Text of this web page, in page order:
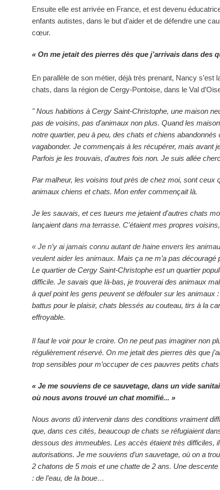
Ensuite elle est arrivée en France, et est devenu
enfants autistes, dans le but d’aider et de défendre une
cœur.
« On me jetait des pierres dès que j’arrivais dans des
En parallèle de son métier, déjà très prenant, Nancy s’est
chats, dans la région de Cergy-Pontoise, dans le Val
" Nous habitions à Cergy Saint-Christophe, une maison
pas de voisins, pas d'animaux non plus. Quand les
notre quartier, peu à peu, des chats et chiens
vagabonder. Je commençais à les récupérer, mais avant
Parfois je les trouvais, d'autres fois non. Je suis allée
Par malheur, les voisins tout près de chez moi, sont ceux
animaux chiens et chats. Mon enfer commençait là.
Je les sauvais, et ces tueurs me jetaient d'autres chats
lançaient dans ma terrasse. C'étaient mes propres
« Je n’y ai jamais connu autant de haine envers les
veulent aider les animaux. Mais ça ne m’a pas découragé
Le quartier de Cergy Saint-Christophe est un quartier
difficile. Je savais que là-bas, je trouverai des animaux
à quel point les gens peuvent se défouler sur les animaux
battus pour le plaisir, chats blessés au couteau, tirs à la
effroyable.
Il faut le voir pour le croire. On ne peut pas imaginer non
régulièrement réservé. On me jetait des pierres dès que
trop sensibles pour m’occuper de ces pauvres petits
« Je me souviens de ce sauvetage, dans un vide
où nous avons trouvé un chat momifié... »
Nous avons dû intervenir dans des conditions vraiment
que, dans ces cités, beaucoup de chats se réfugiaient
dessous des immeubles. Les accès étaient très difficiles,
autorisations. Je me souviens d’un sauvetage, où on a
2 chatons de 5 mois et une chatte de 2 ans. Une
: de l’eau, de la boue…